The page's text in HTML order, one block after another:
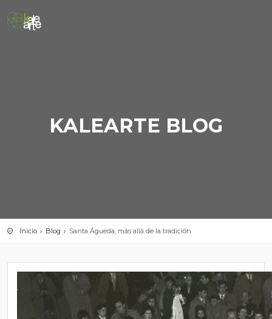
KALEARTE BLOG
Inicio Blog Santa Águeda, más allá de la tradición